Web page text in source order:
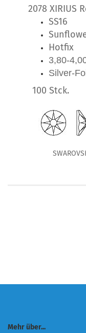
2078 XIRIUS
SS16
Hotfix
3,80-
Silver-
100 Stck.
Mehr über...